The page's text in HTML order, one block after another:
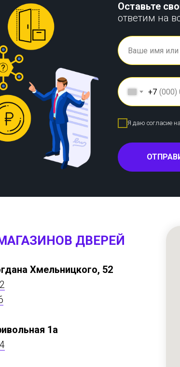
Оставьте
ответим на
+7
Я даю согласие
ДВЕРЕЙ
Хмельницкого, 52
1а